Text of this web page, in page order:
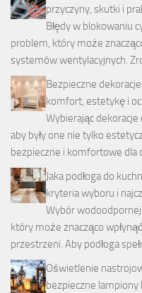
przyczyny, skutki i
Błędy w blokowaniu
problem, który może
systemów wentylacyjnych.
Bezpieczne
komfort, estetykę i
Wybierając
aby były one nie tylko
bezpieczne i komfortowe dla
Jaka podłoga do
kryteria wyboru i
Wybór wodoodpornej
który może znacząco
przestrzeni. Aby podłoga
Oświetlenie
bezpieczne lampiony